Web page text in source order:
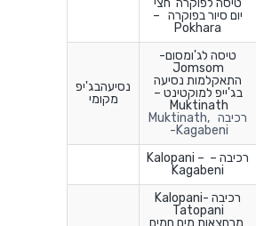
יום סיור בפוקרה –
Pokhara
טיסה לג'ומסום-
Jomsom
התאקלמות נסיעה
בג'ייפ למוקטינט –
Muktinath
רכיבה Muktinath,
-Kagabeni
נסיעהבג'יפ
מקומי
רכיבה – Kalopani –
Kagabeni
רכיבה Kalopani-
Tatopani
מרחצאות מים חמים